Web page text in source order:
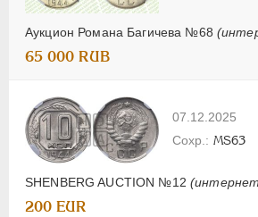
Аукцион Романа Багичева №68
65 000 RUB
07.12.2025
SHENBERG AUCTION №12
MS63
200 EUR